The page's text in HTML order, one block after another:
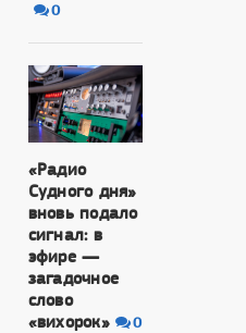
0
«Радио
Судного дня»
вновь подало
сигнал: в
эфире —
загадочное
слово
«вихорок»
0